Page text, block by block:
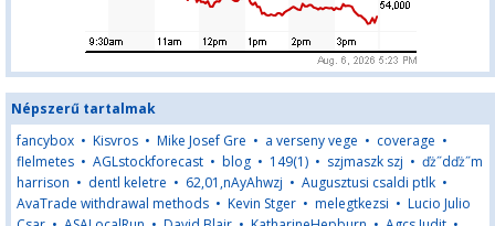
Népszerű tartalmak
fancybox • Kisvros • Mike Josef Gre • a verseny vege • coverage •
flelmetes • AGLstockforecast • blog • 149(1) • szjmaszk szj • ďż˝dďż˝m
harrison • dentl keletre • 62,01,nAyAhwzj • Augusztusi csaldi ptlk •
AvaTrade withdrawal methods • Kevin Stger • melegtkezsi • Lucio Julio